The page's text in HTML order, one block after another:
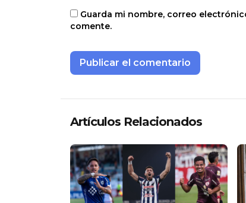
Guarda mi nombre, correo
comente.
Artículos Relacionados